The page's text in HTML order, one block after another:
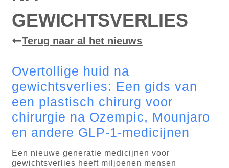
GEWICHTSVERLIES
Terug naar al het nieuws
Overtollige huid na
gewichtsverlies: Een gids van
een plastisch chirurg voor
chirurgie na Ozempic, Mounjaro
en andere GLP-1-medicijnen
Een nieuwe generatie medicijnen voor
gewichtsverlies heeft miljoenen mensen